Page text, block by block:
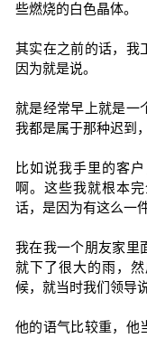
些燃烧的白色晶体。
其实在之前的话，我
因为就是说。
就是经常早上就是一
我都是属于那种迟到
比如说我手里的客
啊。这些我就根本
话，是因为有这么一
我在我一个朋友家里
就下了很大的雨，
候，就当时我们领导
他的语气比较重，他